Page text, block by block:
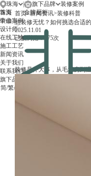
珠海
珠海
中山
旗下品牌
金牌厨柜
首页
装修案例
设计师
在线工地
施工工艺
新闻资讯
关于我们
联系我们
旗下品牌
简/繁/
首页>新闻资讯>装修科普
想装修无忧？如何挑选合适
2025.11.01
已被浏览：475次
装修是件大事，从毛坯房到